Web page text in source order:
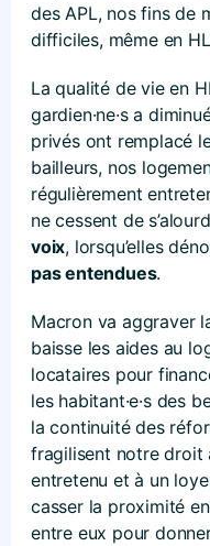
des APL, nos fins de
difficiles, même en
La qualité de vie en
gardien·ne·s a
privés ont remplacé
bailleurs, nos
régulièrement
ne cessent de
voix, lorsqu’elles
pas entendues.
Macron va aggraver
baisse les aides au
locataires pour
les habitant·e·s des
la continuité des
fragilisent notre droit
entretenu et à un
casser la proximité
entre eux pour